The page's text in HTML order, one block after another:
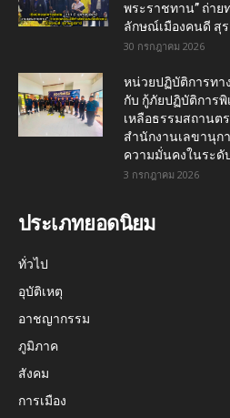
พระราชทาน” ถ่า
ลักษณ์เมืองคนดี สุ
30 กรกฎาคม 2026
หน่วยปฏิบัติการทา
กับ กู้ภัยปฏิบัติการ
เหลือธรรมสถานต
สำนักงานเลขานุ
ความมั่นคงในระดั
3 กรกฎาคม 2026
ประเภทยอดนิยม
ทั่วไป
อุบัติเหตุ
อาชญากรรม
ภูมิภาค
สังคม
การเมือง